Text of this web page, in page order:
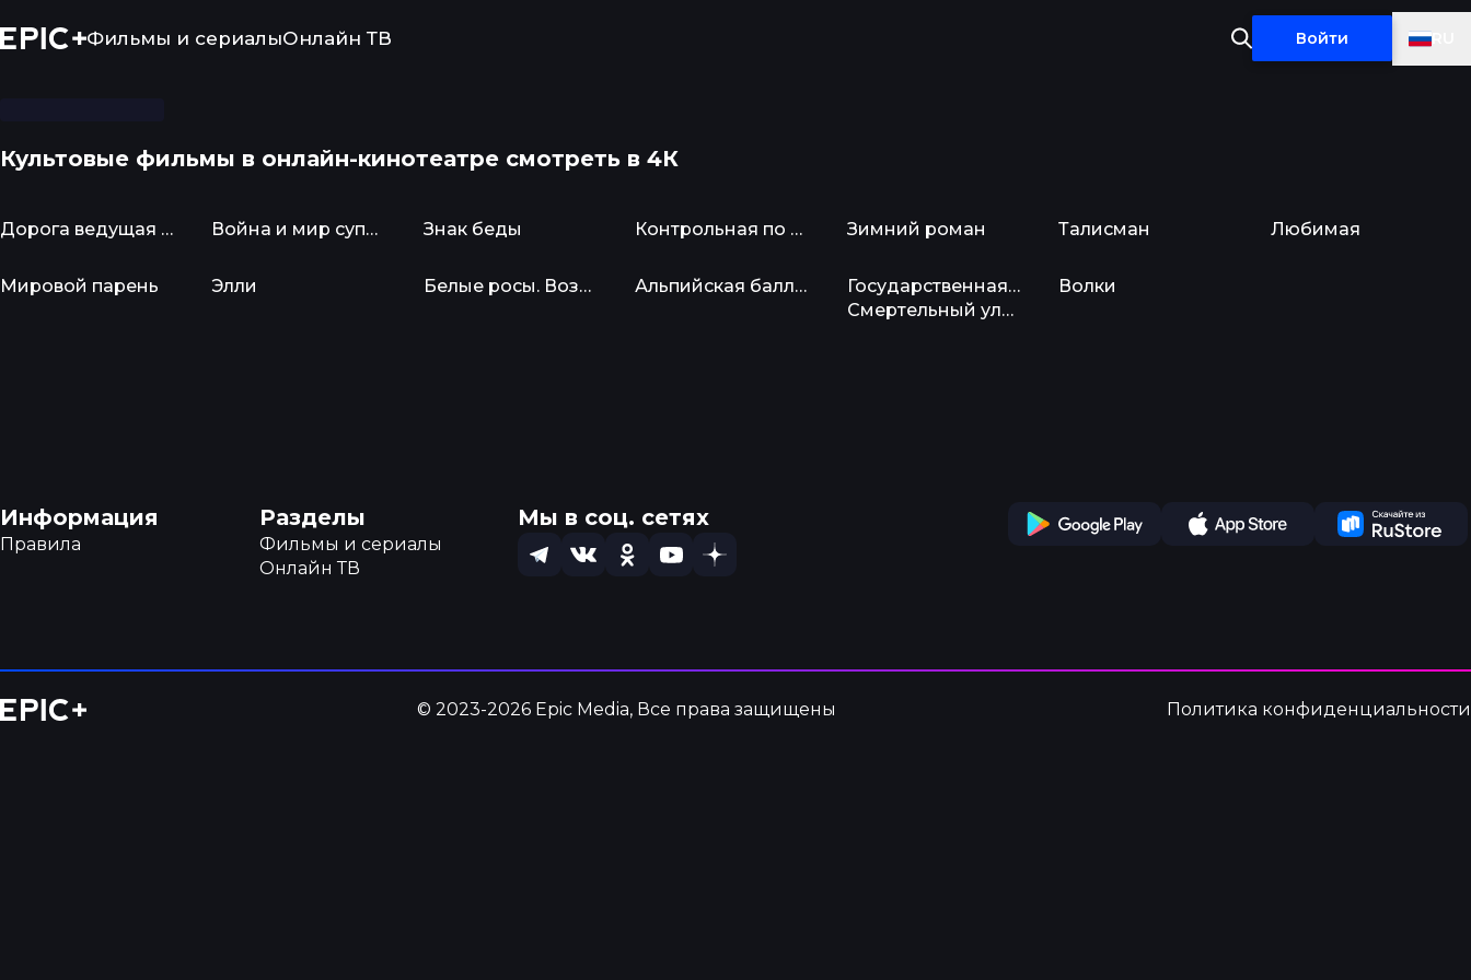
Фильмы и сериалыОнлайн ТВ Войти
Культовые фильмы в онлайн-кинотеатре смотреть в 4К
Дорога ведущая к счастью
Дорога ведущая к счастью
Война и мир супругов Торбеевых
Война и мир супругов Торбеевых
Знак беды
Знак беды
Контрольная по специальности
Контрольная по специальности
Зимний роман
Зимний роман
Талисман
Талисман
Любимая
Любимая
Мировой парень
Мировой парень
Элли
Элли
Белые росы. Возвращение
Белые росы. Возвращение
Альпийская баллада
Альпийская баллада
Государственная граница: Смертельный улов
Государственная граница:
Смертельный улов
Волки
Волки
Навигация в подвале
Информация
Правила
Разделы
Фильмы и сериалы
Онлайн ТВ
Мы в соц. сетях
© 2023-2026 Epic Media, Все права защищены Политика конфиденциальности